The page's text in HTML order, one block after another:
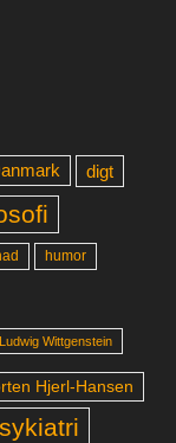
digt
humor
Ludwig Wittgenstein
Hjerl-Hansen